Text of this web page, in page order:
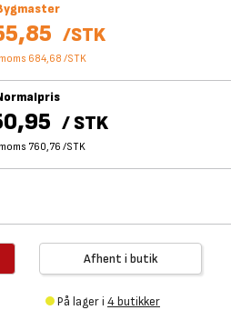
/STK
684,68 /STK
/ STK
760,76/STK
Afhent i butik
På lager i 4 butikker